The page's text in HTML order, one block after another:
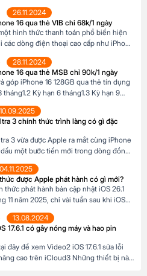
15 Pro Max và iPhone 16 Pro Max3
quay video của iPhone 15 Pro Max và
Nút Camera control trên iPhone 16
26.11.2024
16 qua thẻ VIB chỉ 68k/1 ngày
hình thức thanh toán phổ biến hiện
các dòng điện thoại cao cấp như iPhone
để thanh toán một lần. Tại Happy
trả góp iPhone 16 […]
28.11.2024
16 qua thẻ MSB chỉ 90k/1 ngày
góp iPhone 16 128GB qua thẻ tín dụng
tháng1.2 Kỳ hạn 6 tháng1.3 Kỳ hạn 9
MSB Đừng bỏ lỡ cơ hội sở hữu iPhone
giá hấp dẫn […]
10.09.2025
3 chính thức trình làng có gì đặc
3 vừa được Apple ra mắt cùng iPhone
dấu một bước tiến mới trong dòng đồng
kế chắc chắn, tính năng theo dõi sức
thời lượng pin ấn tượng, […]
04.11.2025
được Apple phát hành có gì mới?
thức phát hành bản cập nhật iOS 26.1
11 năm 2025, chỉ vài tuần sau khi iOS
cho iPhone, mang đến nhiều cải
tập trung vào […]
13.08.2024
17.6.1 có gây nóng máy và hao pin
đây để xem Video2 iOS 17.6.1 sửa lỗi
cao trên iCloud3 Những thiết bị nào